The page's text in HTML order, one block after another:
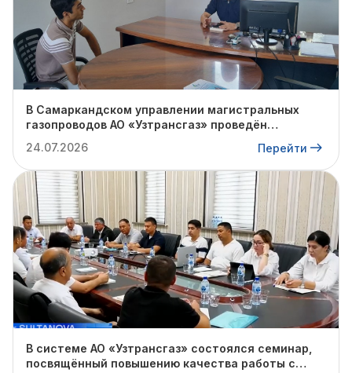
В Самаркандском управлении магистральных
газопроводов АО «Узтрансгаз» проведён
24.07.2026 Перейти
В системе АО «Узтрансгаз» состоялся семинар,
посвящённый повышению качества работы с